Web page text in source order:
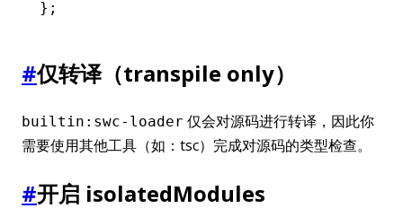
};
#仅转译（transpile only）
builtin:swc-loader 仅会对源码进行转译，因此你
需要使用其他工具（如：tsc）完成对源码的类型检查。
#开启 isolatedModules